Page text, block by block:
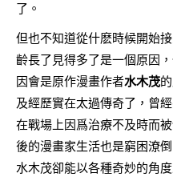
了。
但也不知道從什麽時候開始
齡長了見得多了是一個原因
因會是原作漫畫作者水木茂
及經歷實在太過傳奇了，曾
在戰場上因爲治療不及時而
後的漫畫家生活也是窮困潦
水木茂卻能以各種奇妙的角